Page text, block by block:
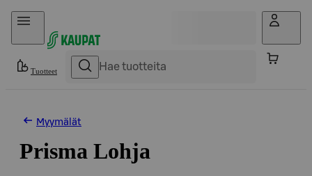
Hyppää sisältöön
Tuotteet
Myymälät
Prisma Lohja